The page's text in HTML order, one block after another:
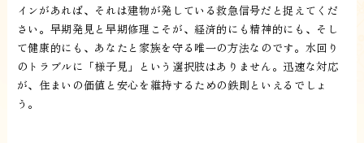
インがあれば、それは建物が発している救急信号だと捉えてくだ
さい。早期発見と早期修理こそが、経済的にも精神的にも、そし
て健康的にも、あなたと家族を守る唯一の方法なのです。水回り
のトラブルに「様子見」という選択肢はありません。迅速な対応
が、住まいの価値と安心を維持するための鉄則といえるでしょ
う。